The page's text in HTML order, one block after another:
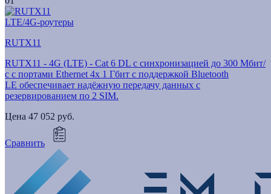
LTE/4G-роутеры
RUTX11
RUTX11 - 4G (LTE) - Cat 6 DL с синхронизацией до 300 Мбит/
с с портами Ethernet 4x 1 Гбит с поддержкой Bluetooth
LE обеспечивает надёжную передачу данных с
резервированием по 2 SIM.
Цена 47 052 руб.
Сравнить